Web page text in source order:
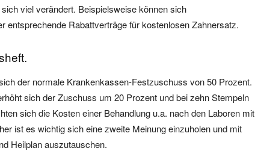
viel verändert. Beispielsweise können sich
entsprechende Rabattverträge für kostenlosen Zahnersatz.
der normale Krankenkassen-Festzuschuss von 50 Prozent.
sich der Zuschuss um 20 Prozent und bei zehn Stempeln
sich die Kosten einer Behandlung u.a. nach den Laboren mit
ist es wichtig sich eine zweite Meinung einzuholen und mit
Heilplan auszutauschen.